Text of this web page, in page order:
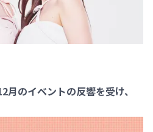
月のイベントの反響を受け、